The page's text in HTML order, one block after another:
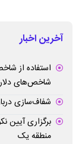
آخرین اخبار
استفاده از
شاخص‌های
شفاف‌سازی
برگزاری آیین
منطقه یک